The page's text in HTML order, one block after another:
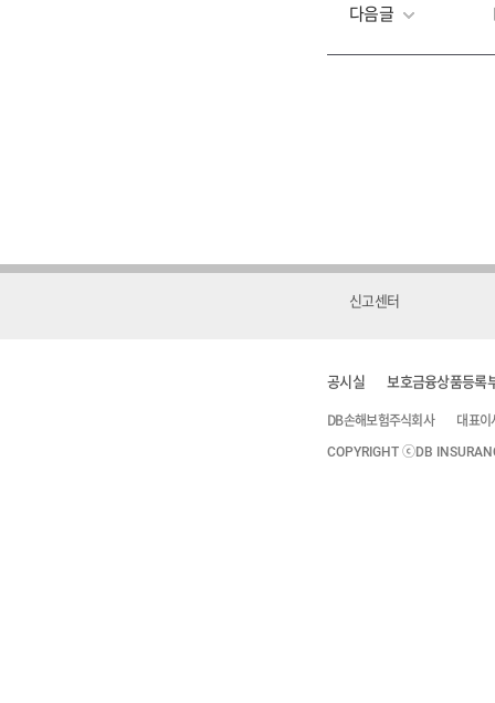
다음글
신고센터
공시실 보호금융상품등록
DB손해보험주식회사 대표이
COPYRIGHT ⓒDB